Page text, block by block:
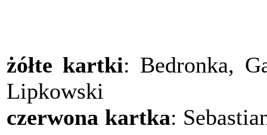
żółte kartki: Bedronka,
Lipkowski
czerwona kartka: